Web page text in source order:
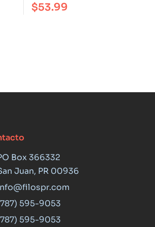
$53.99
Box 366332
Juan, PR 00936
595-9053
595-9053